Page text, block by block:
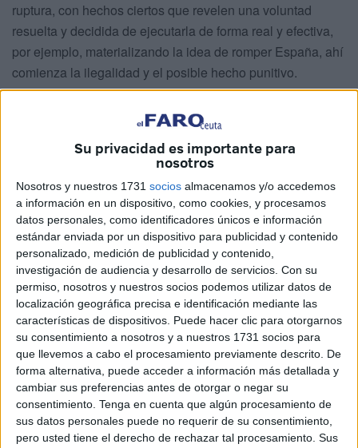
Su privacidad es importante para
nosotros
Nosotros y nuestros 1731 socios almacenamos y/o accedemos
a información en un dispositivo, como cookies, y procesamos
datos personales, como identificadores únicos e información
estándar enviada por un dispositivo para publicidad y contenido
personalizado, medición de publicidad y contenido,
investigación de audiencia y desarrollo de servicios. Con su
permiso, nosotros y nuestros socios podemos utilizar datos de
localización geográfica precisa e identificación mediante las
características de dispositivos. Puede hacer clic para otorgarnos
su consentimiento a nosotros y a nuestros 1731 socios para
que llevemos a cabo el procesamiento previamente descrito. De
forma alternativa, puede acceder a información más detallada y
cambiar sus preferencias antes de otorgar o negar su
consentimiento. Tenga en cuenta que algún procesamiento de
sus datos personales puede no requerir de su consentimiento,
pero usted tiene el derecho de rechazar tal procesamiento. Sus
ruptura, con hechos ciertos que revelen una voluntad
resuelta y decidida de ejecutarla de forma real y efectiva,
por ejemplo, materializando la idea de romper España, ahí
comienza la ilegalidad y el posible hecho punitivo.
como marioneta del prófugo Puigdemont, que lo ha
escogido a dedo precisamente para retar, desafiar,
provocar y tensionar, al declarar públicamente que hay que
ir contra el Estado?. Pues eso solo, de haber consistido en
un primer hecho aislado, posiblemente no fuera
constitutivo de delito mientras no pase de ser un simple
deseo. Pero el problema estriba en que aquí no se trata de
eso, sino que estamos ya ante hechos reincidentes y
reiterativos que se han ejecutado y llevado ya a cabo,
como la declaración pública de Cataluña como república
independiente, que es tanto como subvertir el orden
constitucional, y uno de los delitos más graves que todos
los Estados democráticos tipifican como punitivos en sus
ordenamientos jurídicos.
Estamos, pues, ante una seria amenaza, tras haber tenido